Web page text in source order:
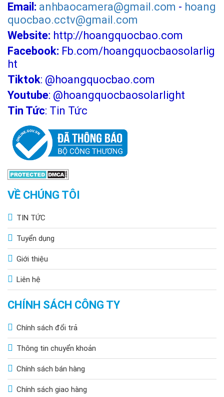
Email: anhbaocamera@gmail.com - hoang
quocbao.cctv@gmail.com
Website: http://hoangquocbao.com
Facebook: Fb.com/hoangquocbaosolarlig
ht
Tiktok: @hoangquocbao.com
Youtube: @hoangquocbaosolarlight
Tin Tức: Tin Tức
VỀ CHÚNG TÔI
TIN TỨC
Tuyển dụng
Giới thiệu
Liên hệ
CHÍNH SÁCH CÔNG TY
Chính sách đổi trả
Thông tin chuyển khoản
Chính sách bán hàng
Chính sách giao hàng